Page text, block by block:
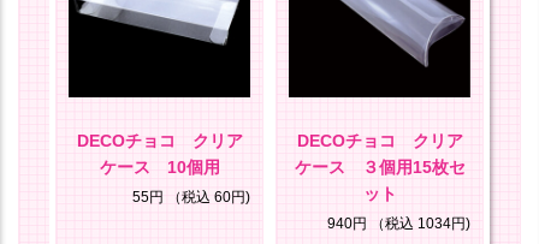
DECOチョコ クリア
ケース 10個用
55円 （税込 60円)
DECOチョコ クリア
ケース ３個用15枚セ
ット
940円 （税込 1034円)